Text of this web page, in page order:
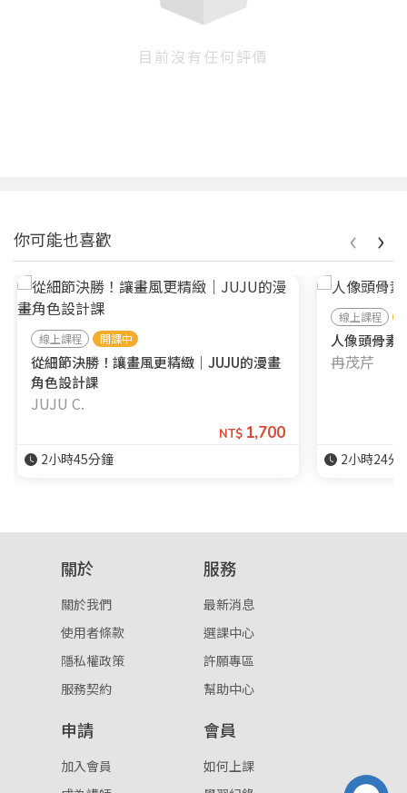
按下註冊即代表你同意我們的使用者條款與隱私權政
取消
目前沒有任何評價
你可能也喜歡
線上課程 開課中
從細節決勝！讓畫風更精緻｜JUJU的漫畫
角色設計課
JUJU C.
NT$ 1,700
2小時45分鐘
線上課程
人像頭骨素
冉茂芹
2小時24分
‹ ›
關於
關於我們
使用者條款
隱私權政策
服務契約
服務
最新消息
選課中心
許願專區
幫助中心
申請
加入會員
會員
如何上課